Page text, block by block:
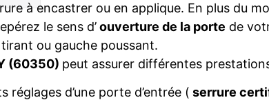
à encastrer ou en applique. En plus du
le sens d’ouverture de la porte de
ou gauche poussant.
(60350) peut assurer différentes
réglages d’une porte d’entrée ( serrure